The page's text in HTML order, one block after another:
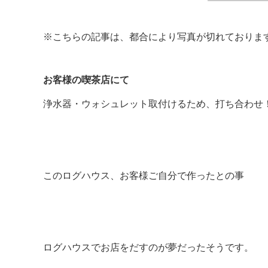
※こちらの記事は、都合により写真が切れておりま
お客様の喫茶店にて
浄水器・ウォシュレット取付けるため、打ち合わせ
このログハウス、お客様ご自分で作ったとの事
ログハウスでお店をだすのが夢だったそうです。